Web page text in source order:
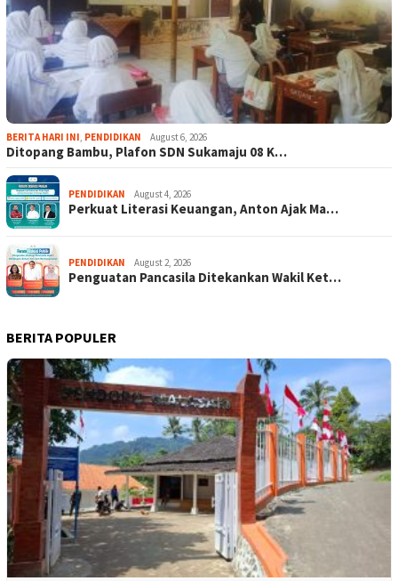
BERITA HARI INI, PENDIDIKAN August 6, 2026
Ditopang Bambu, Plafon SDN Sukamaju 08 K…
PENDIDIKAN August 4, 2026
Perkuat Literasi Keuangan, Anton Ajak Ma…
PENDIDIKAN August 2, 2026
Penguatan Pancasila Ditekankan Wakil Ket…
BERITA POPULER